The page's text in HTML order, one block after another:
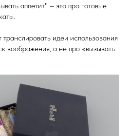
аппетит" – это про готовые
идеи использования
воображения, а не про «вызывать